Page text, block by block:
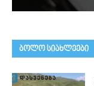
ᲑᲝᲚᲝ ᲡᲘᲐᲮᲚᲔᲔᲑᲘ